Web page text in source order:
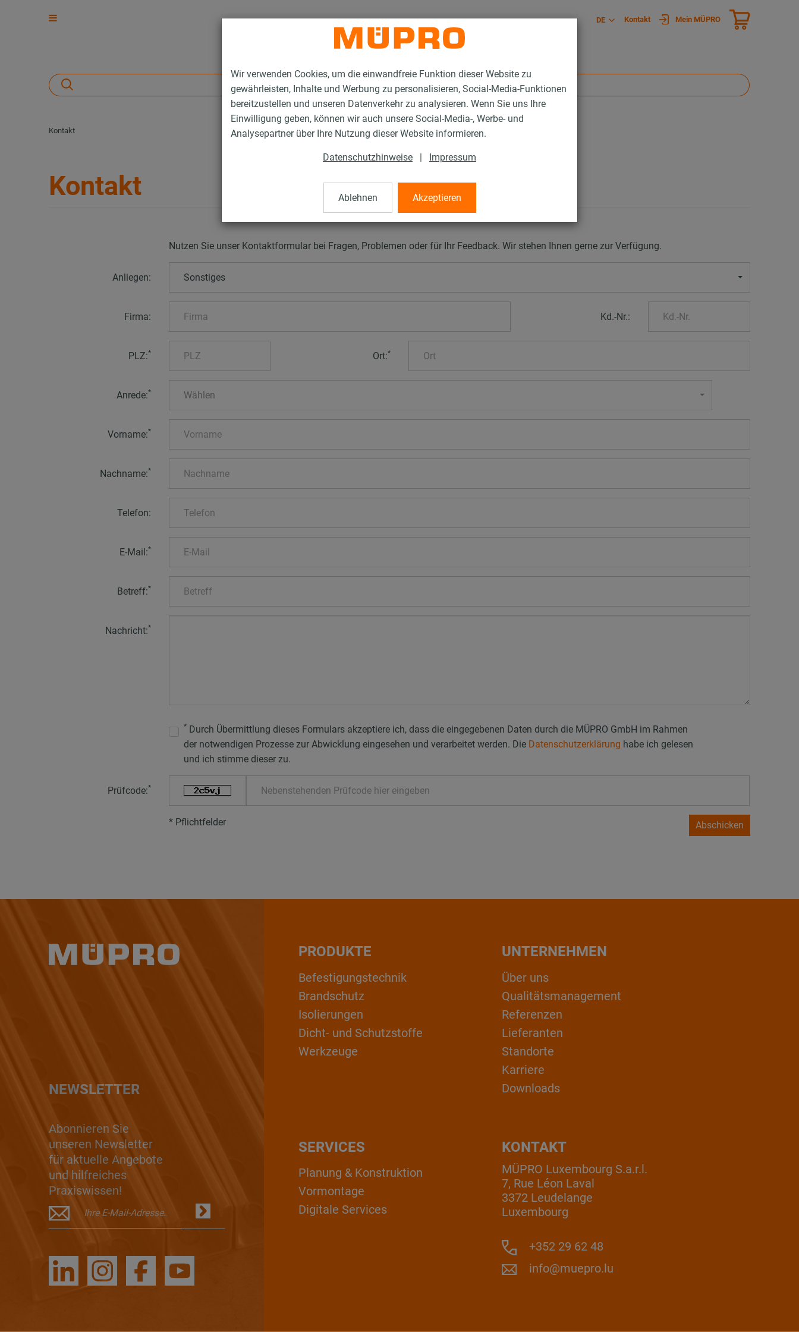
Wir verwenden Cookies, um die einwandfreie Funktion dieser Website zu
gewährleisten, Inhalte und Werbung zu personalisieren, Social-Media-Funktionen
bereitzustellen und unseren Datenverkehr zu analysieren. Wenn Sie uns Ihre
Einwilligung geben, können wir auch unsere Social-Media-, Werbe- und
Analysepartner über Ihre Nutzung dieser Website informieren.
Datenschutzhinweise | Impressum
Ablehnen Akzeptieren
DE Kontakt Mein MÜPRO
Kontakt
Kontakt
Nutzen Sie unser Kontaktformular bei Fragen, Problemen oder für Ihr Feedback. Wir stehen Ihnen gerne zur Verfügung.
Anliegen: Sonstiges
Firma: Kd.-Nr.:
PLZ:* Ort:*
Anrede:* Wählen
Vorname:*
Nachname:*
Telefon:
E-Mail:*
Betreff:*
Nachricht:*
* Durch Übermittlung dieses Formulars akzeptiere ich, dass die eingegebenen Daten durch die MÜPRO GmbH im Rahmen
der notwendigen Prozesse zur Abwicklung eingesehen und verarbeitet werden. Die Datenschutzerklärung habe ich gelesen
und ich stimme dieser zu.
Prüfcode:*
* Pflichtfelder Abschicken
NEWSLETTER
Abonnieren Sie
unseren Newsletter
für aktuelle Angebote
und hilfreiches
Praxiswissen!
PRODUKTE
Befestigungstechnik
Brandschutz
Isolierungen
Dicht- und Schutzstoffe
Werkzeuge
UNTERNEHMEN
Über uns
Qualitätsmanagement
Referenzen
Lieferanten
Standorte
Karriere
Downloads
KONTAKT
MÜPRO Luxembourg S.a.r.l.
7, Rue Léon Laval
3372 Leudelange
Luxembourg
+352 29 62 48
info@muepro.lu
SERVICES
Planung & Konstruktion
Vormontage
Digitale Services